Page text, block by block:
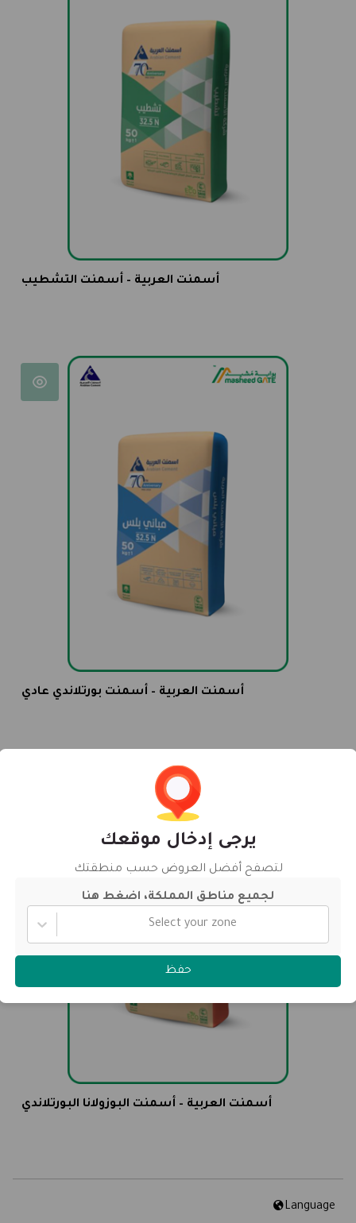
أسمنت العربية – أسمنت التشطيب
أسمنت العربية – أسمنت بورتلاندي عادي
أسمنت العربية – أسمنت البوزولانا البورتلاندي
Language
يرجى إدخال موقعك
لتصفح أفضل العروض حسب منطقتك
لجميع مناطق المملكة، اضغط هنا
Select your zone
حفظ